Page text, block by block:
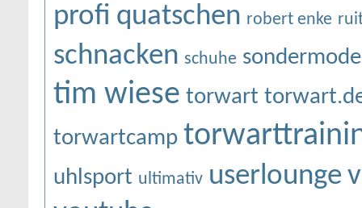
profi quatschen robert enke
schnacken schuhe
tim wiese torwart
torwartcamp
uhlsport ultimativ userlounge